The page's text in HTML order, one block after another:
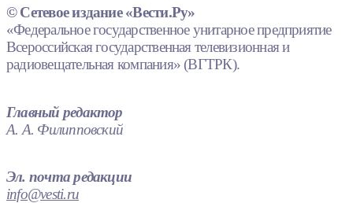
© Сетевое издание «Вести.Ру»
«Федеральное государственное унитарное предприятие
Всероссийская государственная телевизионная и
радиовещательная компания» (ВГТРК).
Главный редактор
А. А. Филипповский
Эл. почта редакции
info@vesti.ru